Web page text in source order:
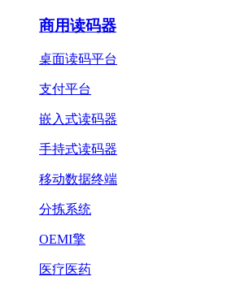
商用读码器
桌面读码平台
支付平台
嵌入式读码器
手持式读码器
移动数据终端
分拣系统
OEMI擎
医疗医药